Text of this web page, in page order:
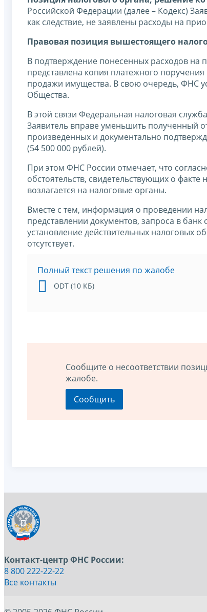
Российской Федерации (далее – Кодекс)
как следствие, не заявлены расходы на
Правовая позиция вышестоящего
В подтверждение понесенных расходов
представлена копия платежного
продажи имущества. В свою очередь, ФНС
Общества.
В этой связи Федеральная налоговая
Заявитель вправе уменьшить полученный
произведенных и документально
(54 500 000 рублей).
При этом ФНС России отмечает, что
обстоятельств, свидетельствующих о
возлагается на налоговые органы.
Вместе с тем, информация о проведении
представлении документов, запроса в
установление действительных налоговых
отсутствует.
Полный текст решения по жалобе
ODT (10 КБ)
Сообщите о несоответствии
жалобе.
Контакт-центр ФНС России:
8 800 222-22-22
Все контакты